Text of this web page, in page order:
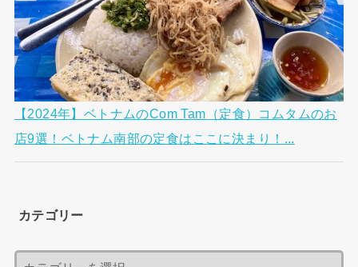
【2024年】ベトナムのCom Tam（定食）コムタムのお
店9選！ベトナム南部の定食はここに決まり！...
カテゴリー